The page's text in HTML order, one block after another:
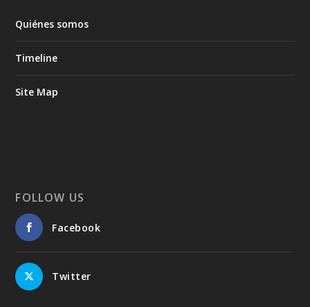
Quiénes somos
Timeline
Site Map
FOLLOW US
Facebook
Twitter